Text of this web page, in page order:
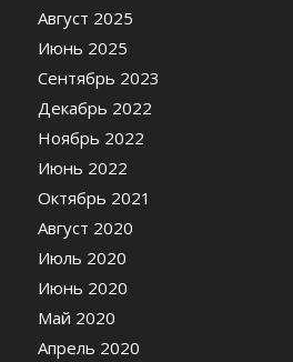
Август 2025
Июнь 2025
Сентябрь 2023
Декабрь 2022
Ноябрь 2022
Июнь 2022
Октябрь 2021
Август 2020
Июль 2020
Июнь 2020
Май 2020
Апрель 2020